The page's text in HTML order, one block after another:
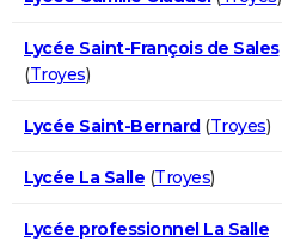
Lycée Saint-François de Sales
(Troyes)
Lycée Saint-Bernard(Troyes)
Lycée La Salle (Troyes)
Lycée professionnel La Salle